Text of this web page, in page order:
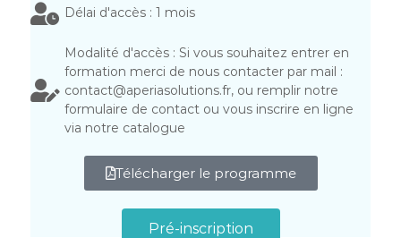
Délai d'accès : 1 mois
Modalité d'accès : Si vous souhaitez entrer en
formation merci de nous contacter par mail :
contact@aperiasolutions.fr, ou remplir notre
formulaire de contact ou vous inscrire en ligne
via notre catalogue
Télécharger le programme
Pré-inscription